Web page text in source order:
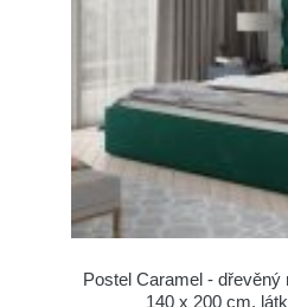
Postel Caramel -
140 x 200 cm,